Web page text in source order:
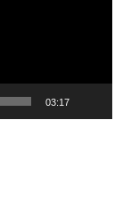
03:17